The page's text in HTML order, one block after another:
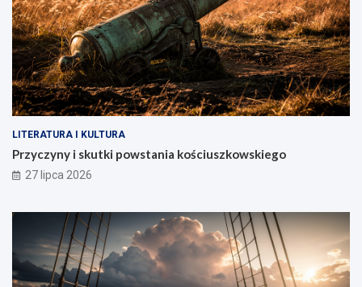
LITERATURA I KULTURA
Przyczyny i skutki powstania kościuszkowskiego
27 lipca 2026